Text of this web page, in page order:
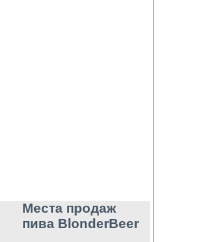
Места продаж
пива BlonderBeer